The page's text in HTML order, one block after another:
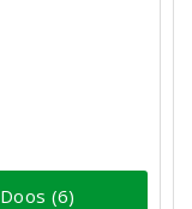
Doos (6)